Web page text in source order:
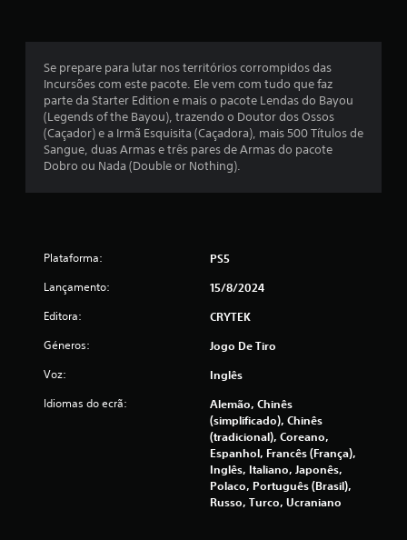
m
é
d
i
d
t
r
Se prepare para lutar nos territórios corrompidos das
Incursões com este pacote. Ele vem com tudo que faz
parte da Starter Edition e mais o pacote Lendas do Bayou
(Legends of the Bayou), trazendo o Doutor dos Ossos
(Caçador) e a Irmã Esquisita (Caçadora), mais 500 Títulos de
Sangue, duas Armas e três pares de Armas do pacote
Dobro ou Nada (Double or Nothing).
Plataforma: PS5
Lançamento: 15/8/2024
Editora: CRYTEK
Géneros: Jogo De Tiro
Voz: Inglês
Idiomas do ecrã:
Alemão, Chinês
(simplificado), Chinês
(tradicional), Coreano,
Espanhol, Francês (França),
Inglês, Italiano, Japonês,
Polaco, Português (Brasil),
Russo, Turco, Ucraniano